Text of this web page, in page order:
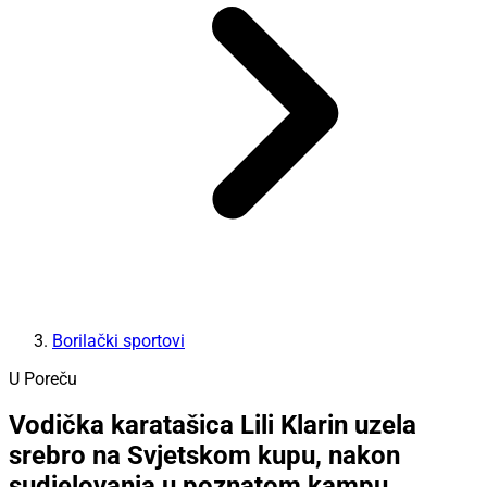
Borilački sportovi
U Poreču
Vodička karatašica Lili Klarin uzela
srebro na Svjetskom kupu, nakon